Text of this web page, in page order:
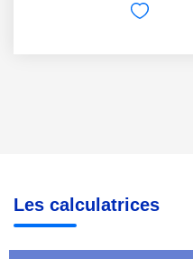
Les calculatrices